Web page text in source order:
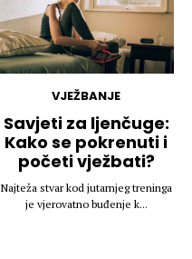
VJEŽBANJE
Savjeti za ljenčuge:
Kako se pokrenuti i
početi vježbati?
Najteža stvar kod jutarnjeg treninga
je vjerovatno buđenje k...